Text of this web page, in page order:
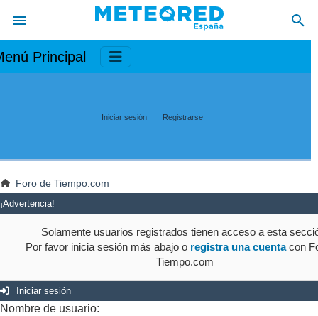
Principal
Iniciar sesión Registrarse
Foro de Tiempo.com
¡Advertencia!
Solamente usuarios registrados tienen acceso a esta
Por favor inicia sesión más abajo o registra una cuentacon
Tiempo.com
Iniciar sesión
Nombre de usuario: